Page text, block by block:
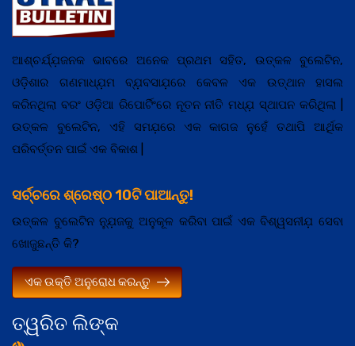
ତ୍ୱରିତ ଲିଙ୍କ
ଆଶ୍ଚର୍ଯ୍ଯ଼ଜନକ ଭାବରେ ଅନେକ ପ୍ରଥମ ସହିତ, ଉତ୍କଳ ବୁଲେଟିନ,
ଓଡ଼ିଶାର ଗଣମାଧ୍ଯ଼ମ ବ୍ଯ଼ବସାଯ଼ରେ କେବଳ ଏକ ଉତ୍ଥାନ ହାସଲ
କରିନଥିଲା ବରଂ ଓଡ଼ିଆ ରିପୋର୍ଟିଂରେ ନୂତନ ନୀତି ମଧ୍ଯ଼ ସ୍ଥାପନ କରିଥିଲା |
ଉତ୍କଳ ବୁଲେଟିନ, ଏହି ସମଯ଼ରେ ଏକ କାଗଜ ନୁହେଁ ତଥାପି ଆର୍ଥିକ
ପରିବର୍ତ୍ତନ ପାଇଁ ଏକ ବିକାଶ |
ସର୍ଚ୍ଚରେ ଶ୍ରେଷ୍ଠ 10ଟି ପାଆନ୍ତୁ!
ଉତ୍କଳ ବୁଲେଟିନ ନ୍ଯ଼ୁଜକୁ ଅନୁକୂଳ କରିବା ପାଇଁ ଏକ ବିଶ୍ୱସନୀଯ଼ ସେବା
ଖୋଜୁଛନ୍ତି କି?
ଏକ ଉକ୍ତି ଅନୁରୋଧ କରନ୍ତୁ